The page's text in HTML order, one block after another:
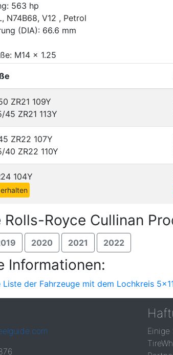
563 hp
N74B68, V12 , Petrol
(DIA): 66.6 mm
M14 x 1.25
ZR21 109Y
ZR21 113Y
ZR22 107Y
40 ZR22 110Y
104Y
Rolls-Royce Cullinan
2020 2021 2022
Informationen:
der Fahrzeuge mit dem Lochkreis